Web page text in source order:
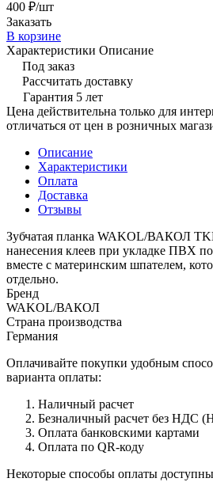
400 ₽/шт
Заказать
В корзине
Характеристики Описание
Под заказ
Рассчитать доставку
Гарантия 5 лет
Цена действительна только для
отличаться от цен в розничных
Описание
Характеристики
Оплата
Доставка
Отзывы
Зубчатая планка WAKOL/ВАКОЛ
нанесения клеев при укладке ПВХ
вместе с материнским шпателем,
отдельно.
Бренд
WAKOL/ВАКОЛ
Страна производства
Германия
Оплачивайте покупки удобным
варианта оплаты:
Наличный расчет
Безналичный расчет без НДС
Оплата банковскими картами
Оплата по QR-коду
Некоторые способы оплаты